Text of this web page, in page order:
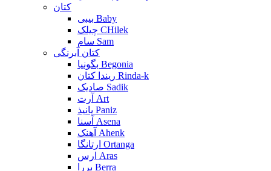
کتان
بیبی Baby
چیلک CHilek
سام Sam
کتان آبرنگی
بگونیا Begonia
ریندا کتان Rinda-k
صادیک Sadik
آرت Art
پانیذ Paniz
آسنا Asena
آهنک Ahenk
ارتانگا Ortanga
ارس Aras
بررا Berra